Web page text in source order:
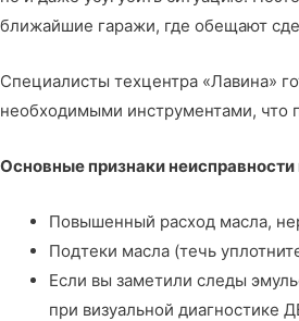
ближайшие гаражи, где обещают
Специалисты техцентра «Лавина»
необходимыми инструментами, что
Основные признаки
Повышенный расход масла,
Подтеки масла (течь
Если вы заметили следы
при визуальной диагностике